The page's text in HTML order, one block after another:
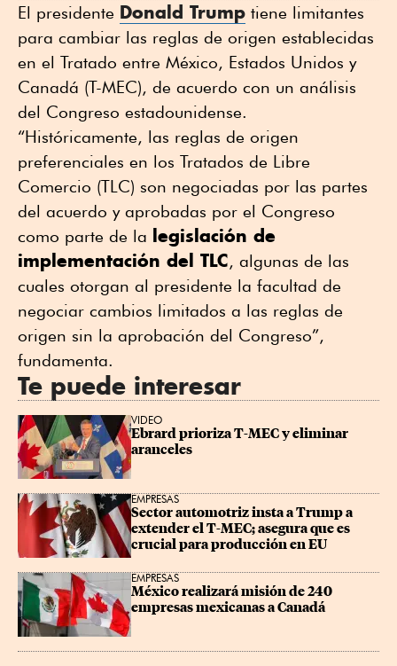
El presidente Donald Trump tiene limitantes
para cambiar las reglas de origen establecidas
en el Tratado entre México, Estados Unidos y
Canadá (T-MEC), de acuerdo con un análisis
del Congreso estadounidense.
“Históricamente, las reglas de origen
preferenciales en los Tratados de Libre
Comercio (TLC) son negociadas por las partes
del acuerdo y aprobadas por el Congreso
como parte de la legislación de
implementación del TLC, algunas de las
cuales otorgan al presidente la facultad de
negociar cambios limitados a las reglas de
origen sin la aprobación del Congreso”,
fundamenta.
Te puede interesar
VIDEO
Ebrard prioriza T-MEC y eliminar
aranceles
EMPRESAS
Sector automotriz insta a Trump a
extender el T-MEC; asegura que es
crucial para producción en ‌EU
EMPRESAS
México realizará misión de 240
empresas mexicanas a Canadá